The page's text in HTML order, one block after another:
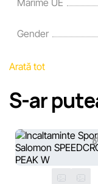
Echipa noastră
erori în cel mai scurt
Marime UE
Gender
Arată tot
S-ar